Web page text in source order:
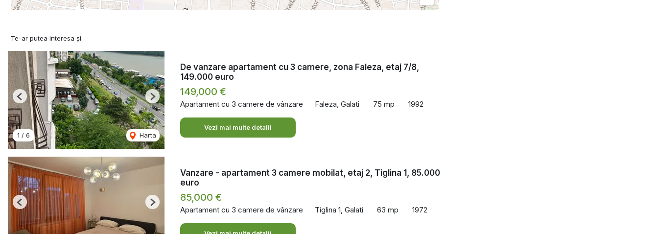
Te-ar putea interesa și:
1 / 6 Harta
Previous Next
De vanzare apartament cu 3 camere, zona Faleza, etaj 7/8,
149.000 euro
149,000 €
Apartament cu 3 camere de vânzare Faleza, Galati 75 mp 1992
Vezi mai multe detalii
Previous Next
Vanzare - apartament 3 camere mobilat, etaj 2, Tiglina 1, 85.000
euro
85,000 €
Apartament cu 3 camere de vânzare Tiglina 1, Galati 63 mp 1972